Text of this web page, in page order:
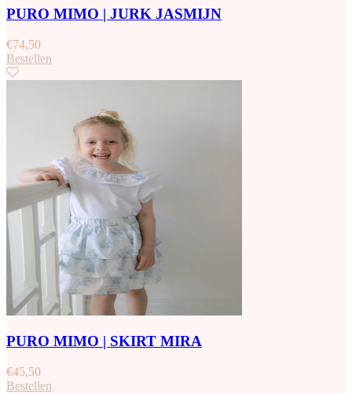
PURO MIMO | JURK JASMIJN
€74,50
Bestellen
PURO MIMO | SKIRT MIRA
€45,50
Bestellen